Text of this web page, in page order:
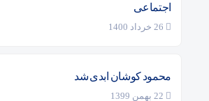
اجتماعی
محمود کوشان ابدی شد